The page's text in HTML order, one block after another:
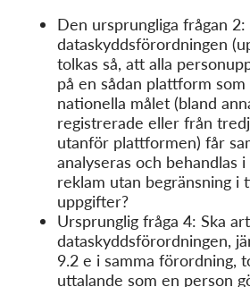
Den ursprungliga frågan
dataskyddsförordningen
tolkas så, att alla
på en sådan plattform
nationella målet (bland
registrerade eller från
utanför plattformen) får
analyseras och behandlas
reklam utan begränsning i
uppgifter?
Ursprunglig fråga 4: Ska
dataskyddsförordningen,
9.2 e i samma förordning,
uttalande som en person